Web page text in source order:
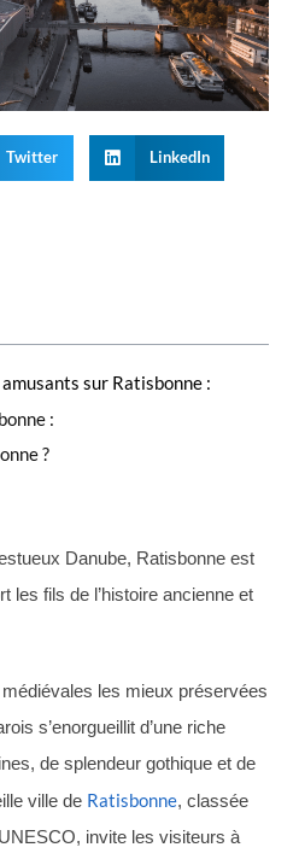
Twitter LinkedIn
sur Ratisbonne :
:
?
Danube, Ratisbonne est
les fils de l’histoire ancienne et
médiévales les mieux préservées
s’enorgueillit d’une riche
de splendeur gothique et de
ville de Ratisbonne, classée
invite les visiteurs à